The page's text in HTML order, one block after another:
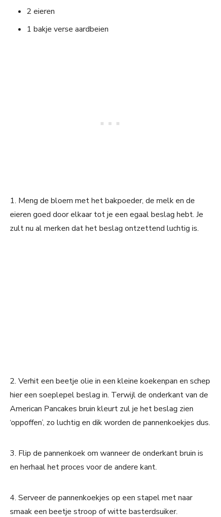
2 eieren
1 bakje verse aardbeien
1. Meng de bloem met het bakpoeder, de melk en de
eieren goed door elkaar tot je een egaal beslag hebt. Je
zult nu al merken dat het beslag ontzettend luchtig is.
2. Verhit een beetje olie in een kleine koekenpan en schep
hier een soeplepel beslag in. Terwijl de onderkant van de
American Pancakes bruin kleurt zul je het beslag zien
‘oppoffen’, zo luchtig en dik worden de pannenkoekjes dus.
3. Flip de pannenkoek om wanneer de onderkant bruin is
en herhaal het proces voor de andere kant.
4. Serveer de pannenkoekjes op een stapel met naar
smaak een beetje stroop of witte basterdsuiker.